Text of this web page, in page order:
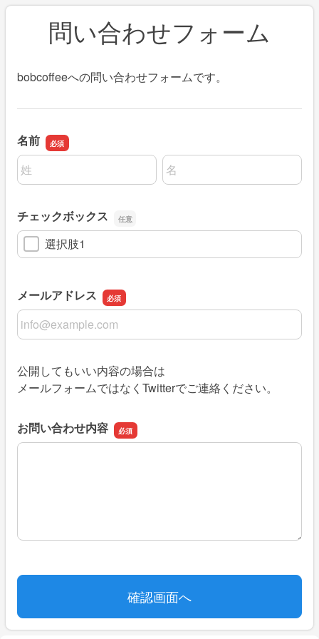
問い合わせフォーム
bobcoffeeへの問い合わせフォームです。
名前
名前の姓
名前の名
チェックボックス
選択肢1
メールアドレス
メールアドレス
公開してもいい内容の場合は
メールフォームではなくTwitterでご連絡ください。
お問い合わせ内容
お問い合わせ内容